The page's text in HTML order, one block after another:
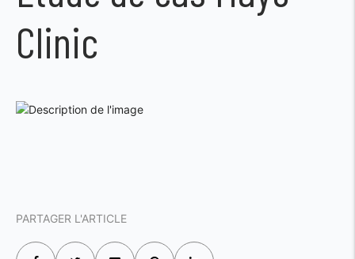
Clinic
PARTAGER L'ARTICLE